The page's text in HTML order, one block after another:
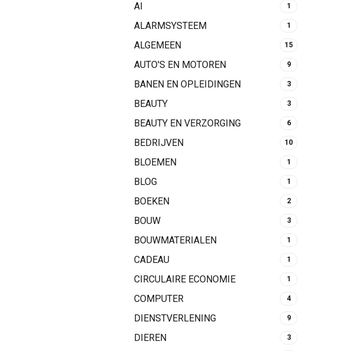
AI 1
ALARMSYSTEEM 1
ALGEMEEN 15
AUTO'S EN MOTOREN 9
BANEN EN OPLEIDINGEN 3
BEAUTY 3
BEAUTY EN VERZORGING 6
BEDRIJVEN 10
BLOEMEN 1
BLOG 1
BOEKEN 2
BOUW 3
BOUWMATERIALEN 1
CADEAU 1
CIRCULAIRE ECONOMIE 1
COMPUTER 4
DIENSTVERLENING 9
DIEREN 3